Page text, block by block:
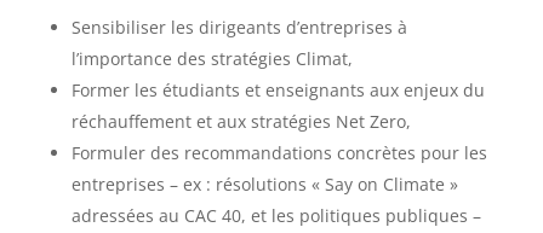
Sensibiliser les dirigeants d’entreprises à
l’importance des stratégies Climat,
Former les étudiants et enseignants aux enjeux du
réchauffement et aux stratégies Net Zero,
Formuler des recommandations concrètes pour les
entreprises – ex : résolutions « Say on Climate »
adressées au CAC 40, et les politiques publiques –